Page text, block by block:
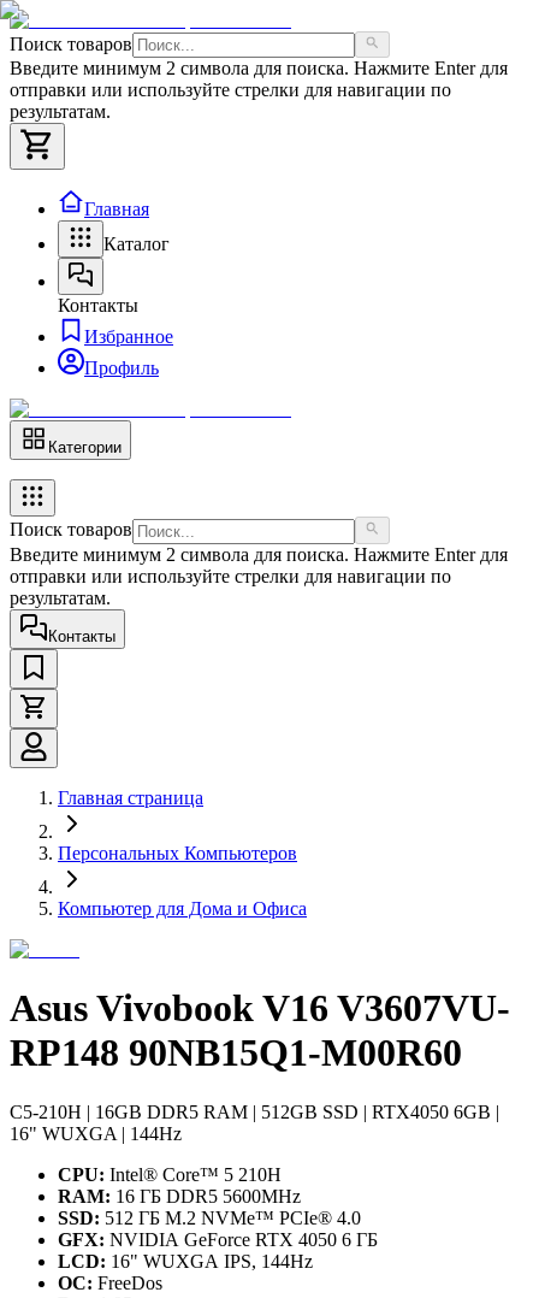
Поиск товаров
Введите минимум 2 символа для поиска. Нажмите Enter для
отправки или используйте стрелки для навигации по
результатам.
Главная
Каталог
Контакты
Избранное
Профиль
Категории
Поиск товаров
Введите минимум 2 символа для поиска. Нажмите Enter для
отправки или используйте стрелки для навигации по
результатам.
Контакты
Главная страница
Персональных Компьютеров
Компьютер для Дома и Офиса
Asus Vivobook V16 V3607VU-
RP148 90NB15Q1-M00R60
C5-210H | 16GB DDR5 RAM | 512GB SSD | RTX4050 6GB |
16" WUXGA | 144Hz
CPU: Intel® Core™ 5 210H
RAM: 16 ГБ DDR5 5600MHz
SSD: 512 ГБ M.2 NVMe™ PCIe® 4.0
GFX: NVIDIA GeForce RTX 4050 6 ГБ
LCD: 16" WUXGA IPS, 144Hz
OC: FreeDos